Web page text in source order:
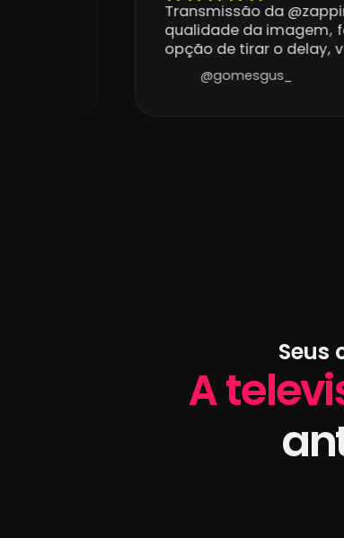
Transmissão da
qualidade da imagem,
opção de tirar o delay,
@gomesgus_
Seus
A